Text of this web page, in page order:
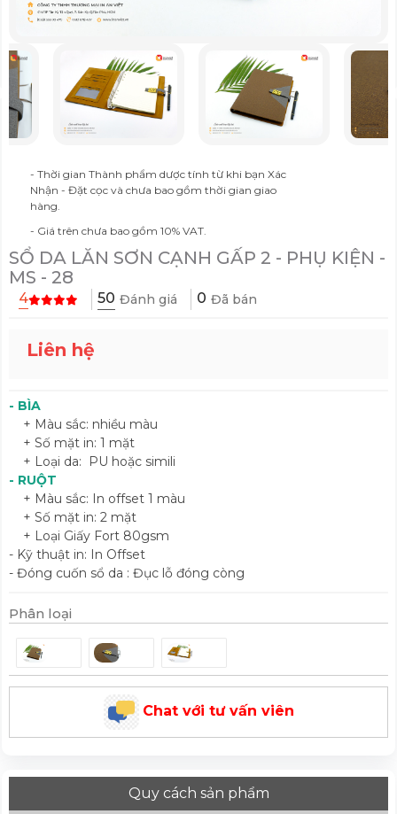
- Thời gian Thành phẩm dược tính từ khi bạn Xác
Nhận - Đặt cọc và chưa bao gồm thời gian giao
hàng.
- Giá trên chưa bao gồm 10% VAT.
SỔ DA LĂN SƠN CẠNH GẤP 2 - PHỤ KIỆN -
MS - 28
4 50 Đánh giá 0 Đã bán
Liên hệ
- BÌA
+ Màu sắc: nhiều màu
+ Số mặt in: 1 mặt
+ Loại da: PU hoặc simili
- RUỘT
+ Màu sắc: In offset 1 màu
+ Số mặt in: 2 mặt
+ Loại Giấy Fort 80gsm
- Kỹ thuật in: In Offset
- Đóng cuốn sổ da : Đục lỗ đóng còng
Phân loại
Chat với tư vấn viên
Quy cách sản phẩm